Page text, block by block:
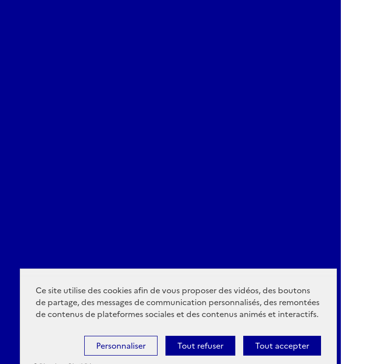
Ce site utilise des cookies afin de vous proposer des vidéos, des boutons
de partage, des messages de communication personnalisés, des remontées
de contenus de plateformes sociales et des contenus animés et interactifs.
Tout accepter
Tout refuser
Personnaliser